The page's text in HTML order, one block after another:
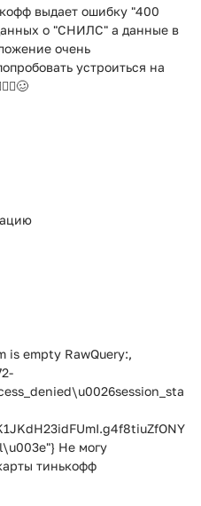
выдает ошибку "400
о "СНИЛС" а данные в
очень
устроиться на
is empty RawQuery:,
Не могу
тинькофф